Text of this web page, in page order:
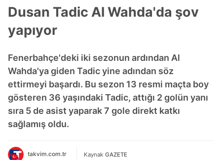
Dusan Tadic Al Wahda'da şov
yapıyor
Fenerbahçe'deki iki sezonun ardından Al
Wahda'ya giden Tadic yine adından söz
ettirmeyi başardı. Bu sezon 13 resmi maçta boy
gösteren 36 yaşındaki Tadic, attığı 2 golün yanı
sıra 5 de asist yaparak 7 gole direkt katkı
sağlamış oldu.
takvim.com.tr Kaynak GAZETE